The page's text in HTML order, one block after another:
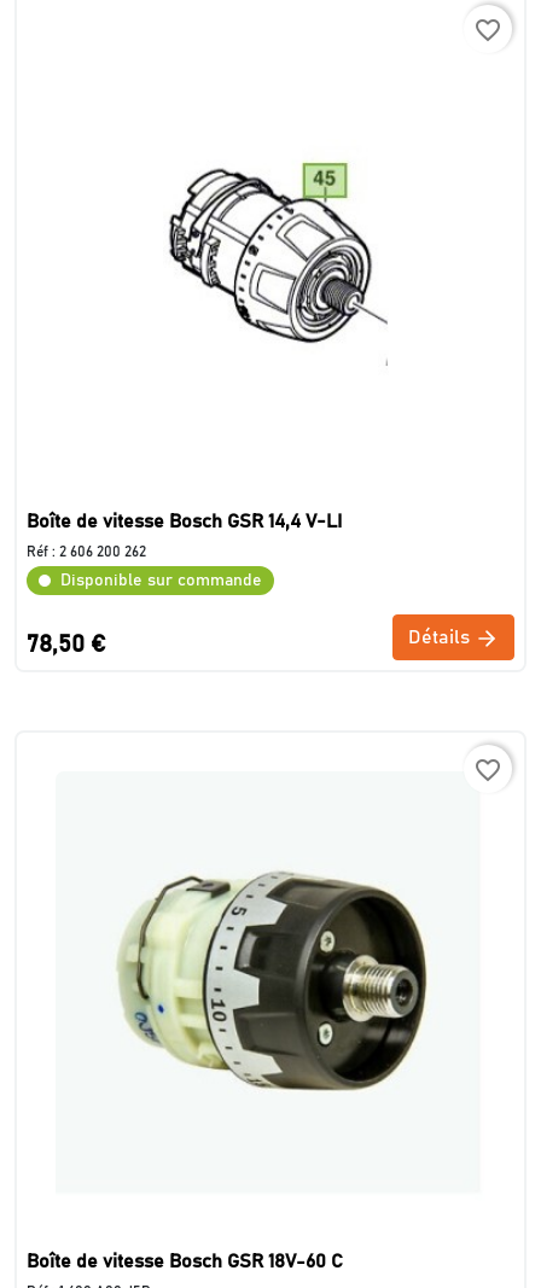
favorite_border
Boîte de vitesse Bosch GSR 14,4 V-LI
Réf : 2 606 200 262
Disponible sur commande
78,50 € Détails
favorite_border
Boîte de vitesse Bosch GSR 18V-60 C